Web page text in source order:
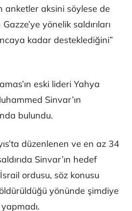
anketler aksini söylese de
yönelik saldırıları
kadar desteklediğini”
eski lideri Yahya
Sinvar’ın
bulundu.
düzenlenen ve en az 34
Sinvar’ın hedef
İsrail ordusu, söz konusu
öldürüldüğü yönünde şimdiye